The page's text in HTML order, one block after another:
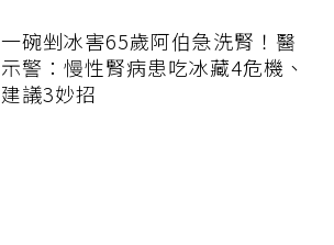
一碗剉冰害65歲阿伯急洗腎！醫
示警：慢性腎病患吃冰藏4危機、
建議3妙招